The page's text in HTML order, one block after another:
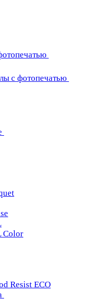
с фотопечатью
Color
Resist ECO